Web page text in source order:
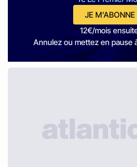
JE M'ABONNE
12€/mois
Annulez ou mettez en pause